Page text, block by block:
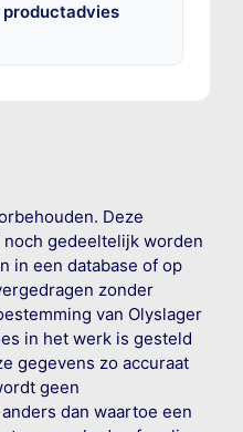
Deze
gedeeltelijk worden
in een database of op
zonder
van Olyslager
in het werk is gesteld
gegevens zo accuraat
geen
dan waartoe een